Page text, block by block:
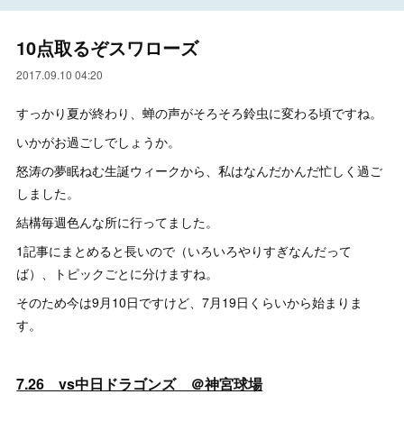
10点取るぞスワローズ
2017.09.10 04:20
すっかり夏が終わり、蝉の声がそろそろ鈴虫に変わる頃ですね。
いかがお過ごしでしょうか。
怒涛の夢眠ねむ生誕ウィークから、私はなんだかんだ忙しく過ご
しました。
結構毎週色んな所に行ってました。
1記事にまとめると長いので（いろいろやりすぎなんだって
ば）、トピックごとに分けますね。
そのため今は9月10日ですけど、7月19日くらいから始まりま
す。
7.26 vs中日ドラゴンズ ＠神宮球場